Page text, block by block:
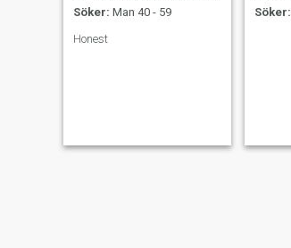
Söker: Man 40 - 59
Honest
Söker: